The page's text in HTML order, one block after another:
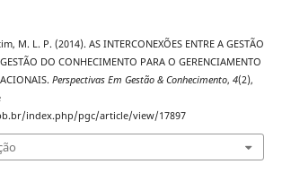
M. L. P. (2014). AS INTERCONEXÕES ENTRE A GESTÃO
DO CONHECIMENTO PARA O GERENCIAMENTO
Perspectivas Em Gestão & Conhecimento, 4(2),
index.php/pgc/article/view/17897